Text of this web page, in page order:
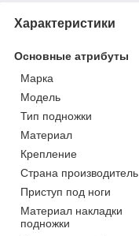
Характеристики
Основные атрибуты
Марка
Модель
Тип подножки
Материал
Крепление
Страна производитель
Приступ под ноги
Материал накладки
подножки